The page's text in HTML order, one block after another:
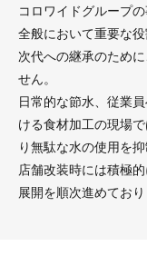
コロワイドグループ
全般において重要な
次代への継承のため
せん。
日常的な節水、従業
ける食材加工の現場
り無駄な水の使用を
店舗改装時には積極
展開を順次進めており